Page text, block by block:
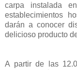
carpa instalada
establecimientos
darán a conocer
delicioso producto
A partir de las